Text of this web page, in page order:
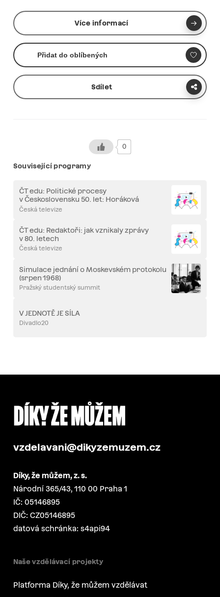
Více informací
Přidat do oblíbených
Sdílet
0
Související programy
ČT edu: Politické procesy
v Československu 50. let: Horáková
a Slánský
Česká televize
ČT edu: Redaktoři: jak vznikaly zprávy
v 80. letech
Česká televize
Simulace jednání o Moskevském protokolu
(srpen 1968)
Pražský studentský summit
V JEDNOTĚ JE SÍLA
Divadlo20
vzdelavani@dikyzemuzem.cz
Díky, že můžem, z. s.
Národní 365/43, 110 00 Praha 1
IČ: 05146895
DIČ: CZ05146895
datová schránka: s4api94
Naše vzdělávací projekty
Platforma Díky, že můžem vzdělávat